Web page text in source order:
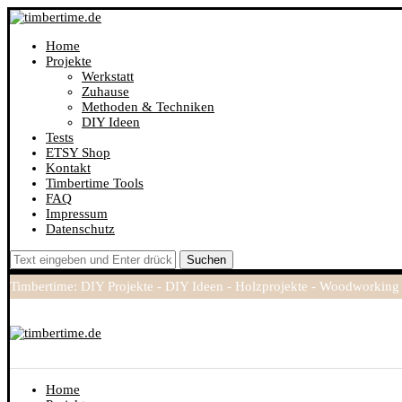
Home
Projekte
Werkstatt
Zuhause
Methoden & Techniken
DIY Ideen
Tests
ETSY Shop
Kontakt
Timbertime Tools
FAQ
Impressum
Datenschutz
Suchen
Timbertime: DIY Projekte - DIY Ideen - Holzprojekte -
Home